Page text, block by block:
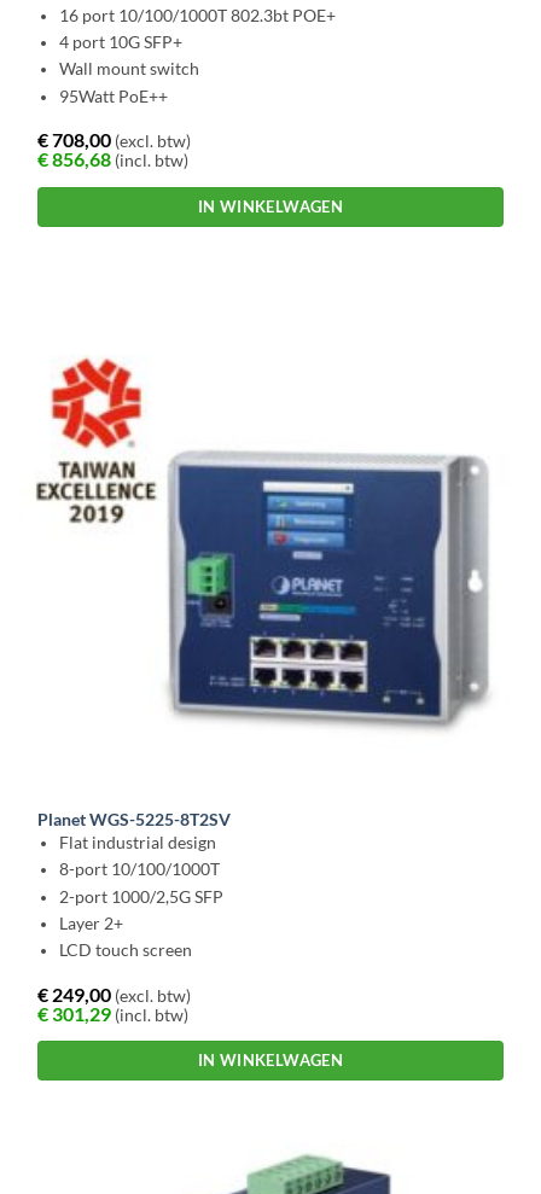
16 port 10/100/1000T 802.3bt POE+
4 port 10G SFP+
Wall mount switch
95Watt PoE++
€708,00 (excl. btw)
€856,68 (incl. btw)
IN WINKELWAGEN
Planet WGS-5225-8T2SV
Flat industrial design
8-port 10/100/1000T
2-port 1000/2,5G SFP
Layer 2+
LCD touch screen
€ 249,00 (excl. btw)
€301,29 (incl. btw)
IN WINKELWAGEN